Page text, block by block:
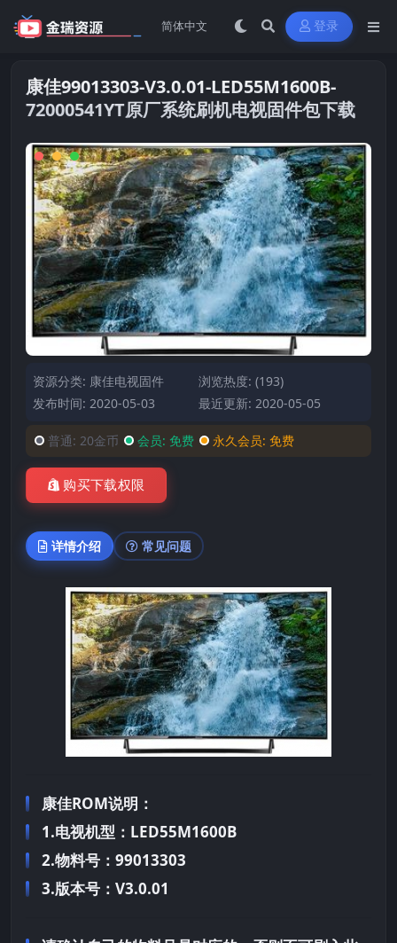
登录
康佳99013303-V3.0.01-LED55M1600B-
72000541YT原厂系统刷机电视固件包下载
资源分类: 康佳电视固件
浏览热度: (193)
发布时间: 2020-05-03
最近更新: 2020-05-05
普通: 20金币 会员: 免费 永久会员: 免费
购买下载权限
详情介绍 常见问题
康佳ROM说明：
1.电视机型：LED55M1600B
2.物料号：99013303
3.版本号：V3.0.01